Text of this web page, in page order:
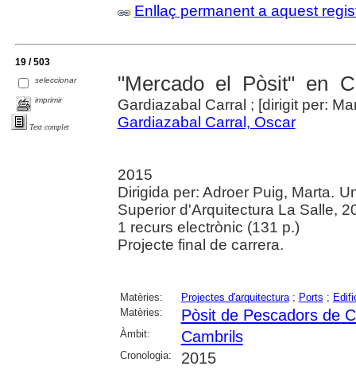
Enllaç permanent a aquest
19 / 503
seleccionar
imprimir
Text complet
"Mercado el Pòsit" en
Gardiazabal Carral ; [dirigit per:
Gardiazabal Carral, Oscar
2015
Dirigida per: Adroer Puig, Marta.
Superior d'Arquitectura La Salle,
1 recurs electrònic (131 p.)
Projecte final de carrera.
Matèries: Projectes d'arquitectura; Ports ;
Matèries:
Pòsit de Pescadors de
Àmbit: Cambrils
Cronologia: 2015